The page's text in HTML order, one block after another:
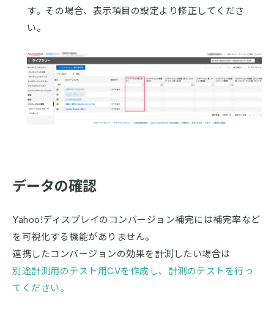
す。その場合、表示項目の設定より修正してくださ
い。
データの確認
Yahoo!ディスプレイのコンバージョン補完には補完率など
を可視化する機能がありません。
連携したコンバージョンの効果を計測したい場合は
別途計測用のテスト用CVを作成し、計測のテストを行っ
てください。